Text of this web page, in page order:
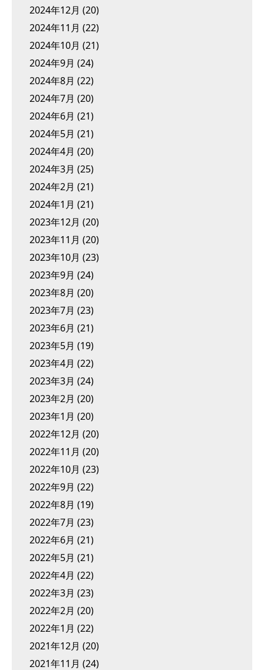
2024年12月 (20)
2024年11月 (22)
2024年10月 (21)
2024年9月 (24)
2024年8月 (22)
2024年7月 (20)
2024年6月 (21)
2024年5月 (21)
2024年4月 (20)
2024年3月 (25)
2024年2月 (21)
2024年1月 (21)
2023年12月 (20)
2023年11月 (20)
2023年10月 (23)
2023年9月 (24)
2023年8月 (20)
2023年7月 (23)
2023年6月 (21)
2023年5月 (19)
2023年4月 (22)
2023年3月 (24)
2023年2月 (20)
2023年1月 (20)
2022年12月 (20)
2022年11月 (20)
2022年10月 (23)
2022年9月 (22)
2022年8月 (19)
2022年7月 (23)
2022年6月 (21)
2022年5月 (21)
2022年4月 (22)
2022年3月 (23)
2022年2月 (20)
2022年1月 (22)
2021年12月 (20)
2021年11月 (24)